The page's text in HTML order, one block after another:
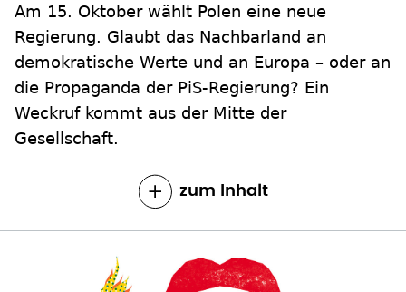
Am 15. Oktober wählt Polen eine neue
Regierung. Glaubt das Nachbarland an
demokratische Werte und an Europa – oder an
die Propaganda der PiS-Regierung? Ein
Weckruf kommt aus der Mitte der
Gesellschaft.
zum Inhalt